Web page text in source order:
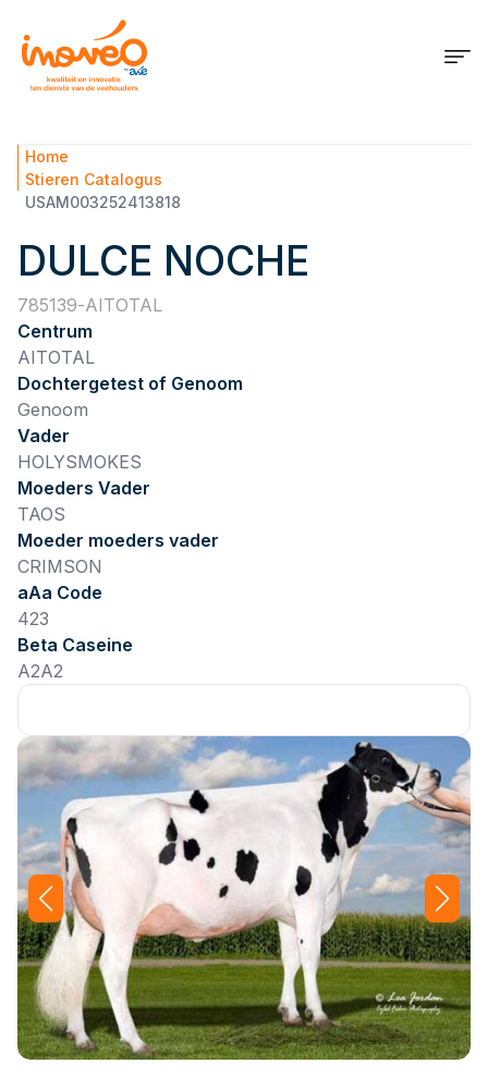
Home
Stieren Catalogus
USAM003252413818
DULCE NOCHE
785139 AITOTAL
Centrum
AITOTAL
Dochtergetest of Genoom
Genoom
Vader
HOLYSMOKES
Moeders Vader
TAOS
Moeder moeders vader
CRIMSON
aAa Code
423
Beta Caseine
A2A2